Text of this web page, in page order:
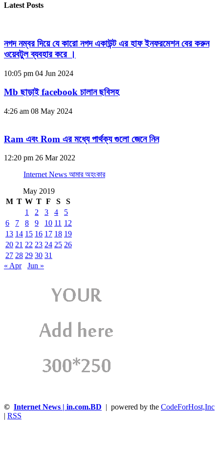
Latest Posts
নগদ নম্বর দিয়ে যে কারো নগদ একাউন্ট এর হাফ ইনফরমেশন বের করুন
ওয়েবটুল ব্যবহার করে ।
10:05 pm 04 Jun 2024
Mb ছাড়াই facebook চালান ছবিসহ
4:26 am 08 May 2024
Ram এবং Rom এর মধ্যে পার্থক্য গুলো জেনে নিন
12:20 pm 26 Mar 2022
Internet News আমার অহংকার
May 2019
M T W T F S
S
1
2 3 4
5
6
7 8 9 10 11 12
13 14 15 16 17 18 19
20 21 22 23 24 25 26
27 28 29 30 31
« Apr
Jun »
© Internet News | in.com.BD | powered by the CodeForHost,Inc
RSS